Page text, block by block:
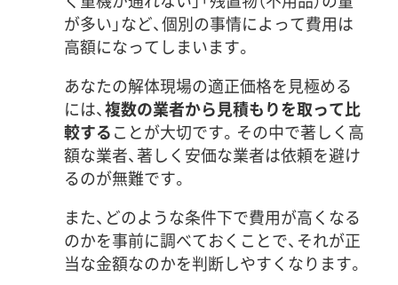
が多い」など、個別の事情によって費用は
高額になってしまいます。
あなたの解体現場の適正価格を見極める
には、複数の業者から見積もりを取って比
較することが大切です。その中で著しく高
額な業者、著しく安価な業者は依頼を避け
るのが無難です。
また、どのような条件下で費用が高くなる
のかを事前に調べておくことで、それが正
当な金額なのかを判断しやすくなります。